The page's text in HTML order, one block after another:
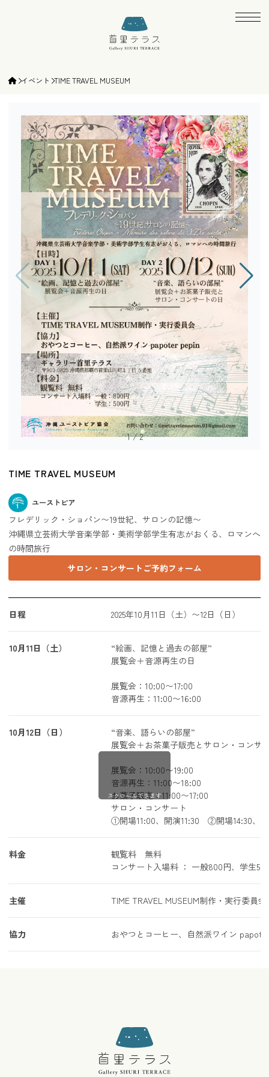
ギャラリー首里テラス | gallery SHURI
イベント TIME TRAVEL MUSEUM
1/2
TIME TRAVEL MUSEUM
ユーストピア
フレデリック・ショパン〜19世紀、サロンの記憶〜
沖縄県立芸術大学音楽学部・美術学部学生有志がおくる、ロマンへ
の時間旅行
サロン・コンサートご予約フォーム
日程 2025年10月11日（土）〜12日（日）
10月11日（土）
“絵画、記憶と過去の部屋”
展覧会＋音源再生の日
展覧会：10:00〜17:00
音源再生：11:00〜16:00
10月12日（日）
“音楽、語らいの部屋”
展覧会＋お茶菓子販売とサロン・コンサ
展覧会：10:00〜19:00
音源再生：11:00〜18:00
お菓子販売：11:00〜17:00
サロン・コンサート
①開場11:00、開演11:30 ②開場14:30、開
料金
観覧料 無料
コンサート入場料 ： 一般800円、学生
主催 TIME TRAVEL MUSEUM制作・実行委員会
協力 おやつとコーヒー、自然派ワイン
スクロールできます